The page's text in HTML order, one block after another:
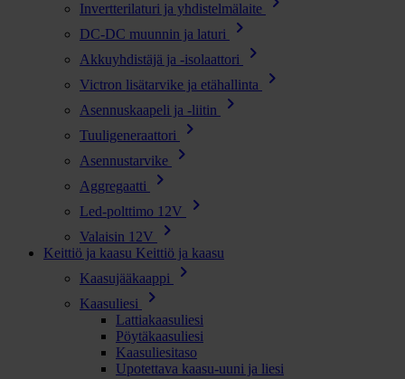
Invertterilaturi ja yhdistelmälaite
DC-DC muunnin ja laturi chevron_right
Akkuyhdistäjä ja -isolaattori chevron_right
Victron lisätarvike ja etähallinta chevron_right
Asennuskaapeli ja -liitin chevron_right
Tuuligeneraattori chevron_right
Asennustarvike chevron_right
Aggregaatti chevron_right
Led-polttimo 12V chevron_right
Valaisin 12V chevron_right
Keittiö ja kaasu Keittiö ja kaasu
Kaasujääkaappi
chevron_right
Kaasuliesi chevron_right
Lattiakaasuliesi
Pöytäkaasuliesi
Kaasuliesitaso
Upotettava kaasu-uuni ja liesi